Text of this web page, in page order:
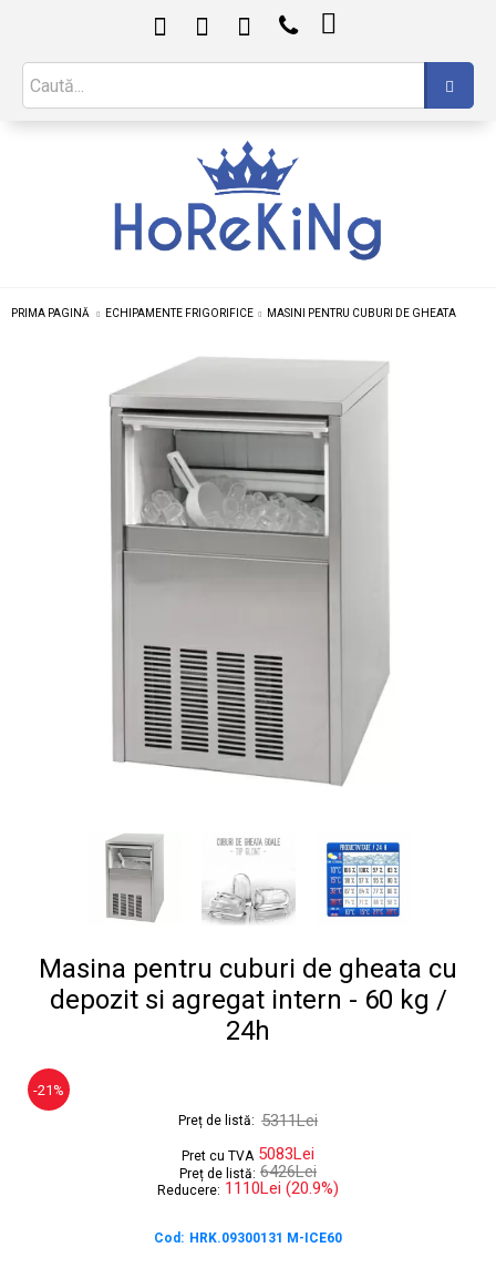

PRIMA PAGINĂ ECHIPAMENTE FRIGORIFICE MASINI PENTRU CUBURI DE GHEATA
Masina pentru cuburi de gheata cu
depozit si agregat intern - 60 kg /
24h
-21%
Preț de listă: 5311Lei
Pret cu TVA 5083Lei
Preț de listă: 6426Lei
Reducere: 1110Lei (20.9%)
Cod: HRK.09300131 M-ICE60